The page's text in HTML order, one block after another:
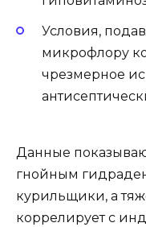
Условия,
микрофлору
чрезмерное
Данные
гнойным
курильщики, а
коррелирует с